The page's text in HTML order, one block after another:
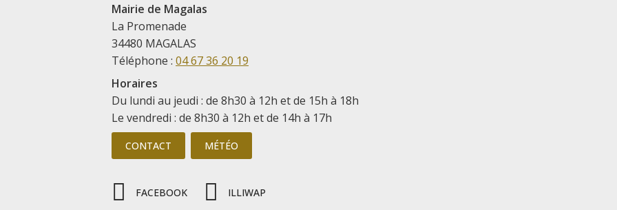
Mairie de Magalas
La Promenade
34480 MAGALAS
Téléphone : 04 67 36 20 19
Horaires
Du lundi au jeudi : de 8h30 à 12h et de 15h à 18h
Le vendredi : de 8h30 à 12h et de 14h à 17h
CONTACT MÉTÉO
FACEBOOK ILLIWAP